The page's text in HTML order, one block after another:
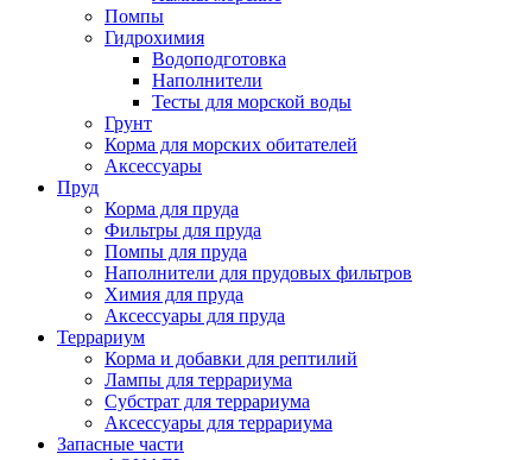
Помпы
Гидрохимия
Водоподготовка
Наполнители
Тесты для морской воды
Грунт
Корма для морских обитателей
Аксессуары
Пруд
Корма для пруда
Фильтры для пруда
Помпы для пруда
Наполнители для прудовых фильтров
Химия для пруда
Аксессуары для пруда
Террариум
Корма и добавки для рептилий
Лампы для террариума
Субстрат для террариума
Аксессуары для террариума
Запасные части